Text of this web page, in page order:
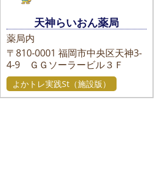
天神らいおん薬局
薬局内
〒810-0001 福岡市中央区天神3-
4-9 ＧＧソーラービル３Ｆ
よかトレ実践St（施設版）